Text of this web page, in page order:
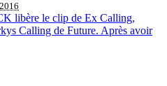
libère le clip de Ex Calling,
Calling de Future. Après avoir